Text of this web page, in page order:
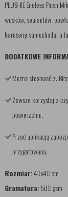
PLUSHIE Endless Plush
wosków, sealantów,
karoserię samochodu, a
DODATKOWE
Można stosować z:
Zawsze korzystaj z
powierzchni.
Przed aplikacją
przygotowana.
Rozmiar:40x40 cm
Gramatura:500 gsm